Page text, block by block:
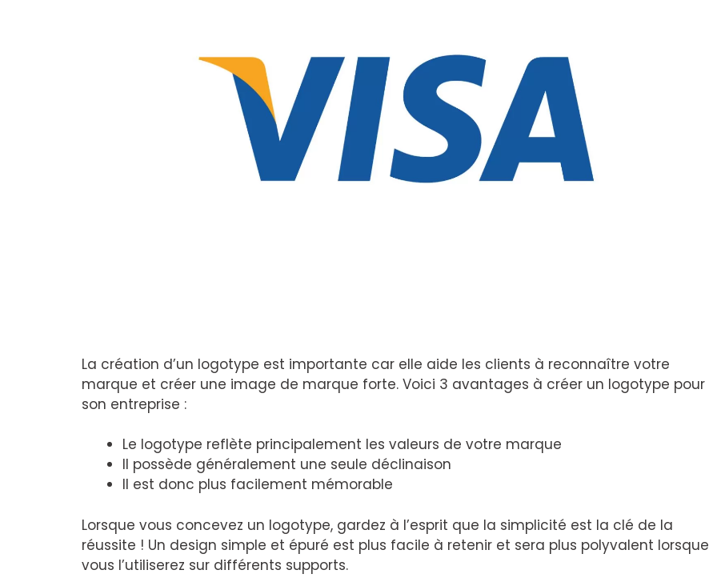
La création d’un logotype est importante car elle aide les clients à reconnaître votre
marque et créer une image de marque forte. Voici 3 avantages à créer un logotype pour
son entreprise :
Le logotype reflète principalement les valeurs de votre marque
Il possède généralement une seule déclinaison
Il est donc plus facilement mémorable
Lorsque vous concevez un logotype, gardez à l’esprit que la simplicité est la clé de la
réussite ! Un design simple et épuré est plus facile à retenir et sera plus polyvalent lorsque
vous l’utiliserez sur différents supports.